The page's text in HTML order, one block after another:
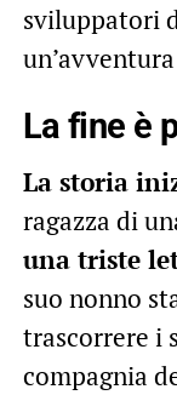
sviluppatori
La fine è
La storia
ragazza di
una triste
suo nonno
trascorrere i
compagnia